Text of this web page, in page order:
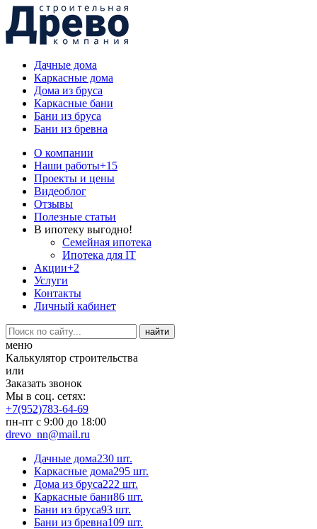
Дачные дома
Каркасные дома
Дома из бруса
Каркасные бани
Бани из бруса
Бани из бревна
О компании
Наши работы+15
Проекты и цены
Видеоблог
Отзывы
Полезные статьи
В ипотеку выгодно!
Семейная ипотека
Ипотека для IT
Акции+2
Услуги
Контакты
Личный кабинет
меню
Калькулятор строительства
или
Заказать звонок
Мы в соц. сетях:
+7(952)783-64-69
пн-пт с 9:00 до 18:00
drevo_nn@mail.ru
Дачные дома230 шт.
Каркасные дома295 шт.
Дома из бруса222 шт.
Каркасные бани86 шт.
Бани из бруса93 шт.
Бани из бревна109 шт.